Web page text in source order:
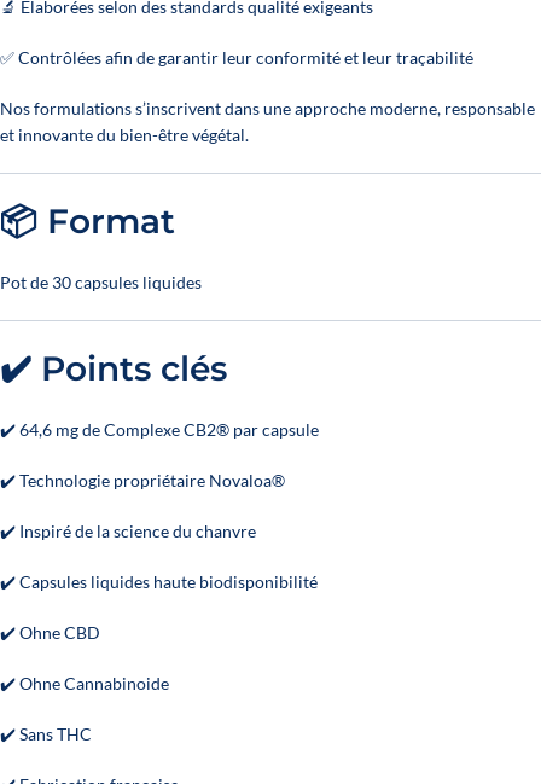
🔬 Élaborées selon des standards qualité exigeants
✅ Contrôlées afin de garantir leur conformité et leur traçabilité
Nos formulations s’inscrivent dans une approche moderne, responsable
et innovante du bien-être végétal.
📦 Format
Pot de 30 capsules liquides
✔️ Points clés
✔️ 64,6 mg de Complexe CB2® par capsule
✔️ Technologie propriétaire Novaloa®
✔️ Inspiré de la science du chanvre
✔️ Capsules liquides haute biodisponibilité
✔️ Ohne CBD
✔️ Ohne Cannabinoide
✔️ Sans THC